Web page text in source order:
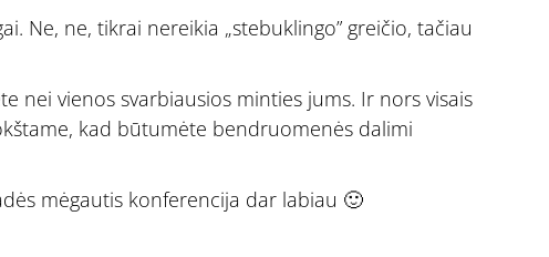
Ne, ne, tikrai nereikia „stebuklingo” greičio, tačiau
nei vienos svarbiausios minties jums. Ir nors visais
kad būtumėte bendruomenės dalimi
mėgautis konferencija dar labiau 🙂